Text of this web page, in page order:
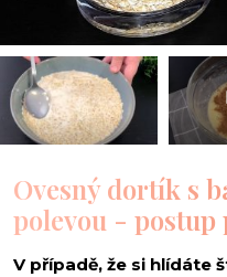
Ovesný dortík s
polevou -
V případě, že si hlídáte